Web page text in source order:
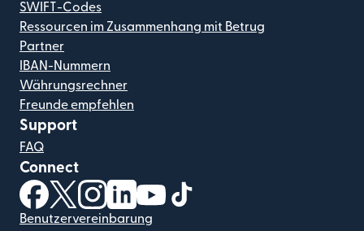
SWIFT-Codes
Ressourcen im Zusammenhang mit Betrug
Partner
IBAN-Nummern
Währungsrechner
Freunde empfehlen
Support
FAQ
Connect
(wird in einem neuen Fenster geöffnet)
(wird in einem neuen Fenster geöffnet)
(wird in einem neuen Fenster geöffnet)
(wird in einem neuen Fenster geöffnet)
(wird in einem neuen Fenster
Benutzervereinbarung